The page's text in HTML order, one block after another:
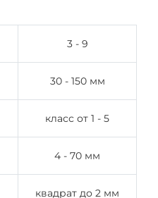
3 - 9
30 - 150 мм
класс от 1 - 5
4 - 70 мм
квадрат до 2 мм